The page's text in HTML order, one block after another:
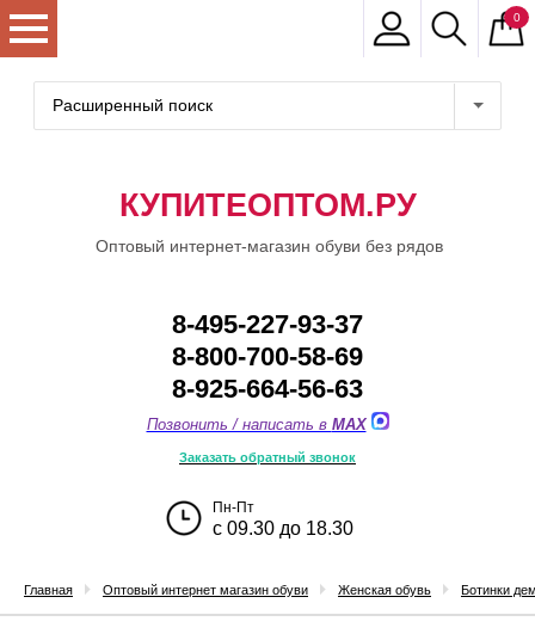
0
Расширенный поиск
КУПИТЕОПТОМ.РУ
Оптовый интернет-магазин обуви без рядов
8-495-227-93-37
8-800-700-58-69
8-925-664-56-63
Позвонить / написать в MAX
Заказать обратный звонок
Пн-Пт
с 09.30 до 18.30
Главная Оптовый интернет магазин обуви Женская обувь Ботинки